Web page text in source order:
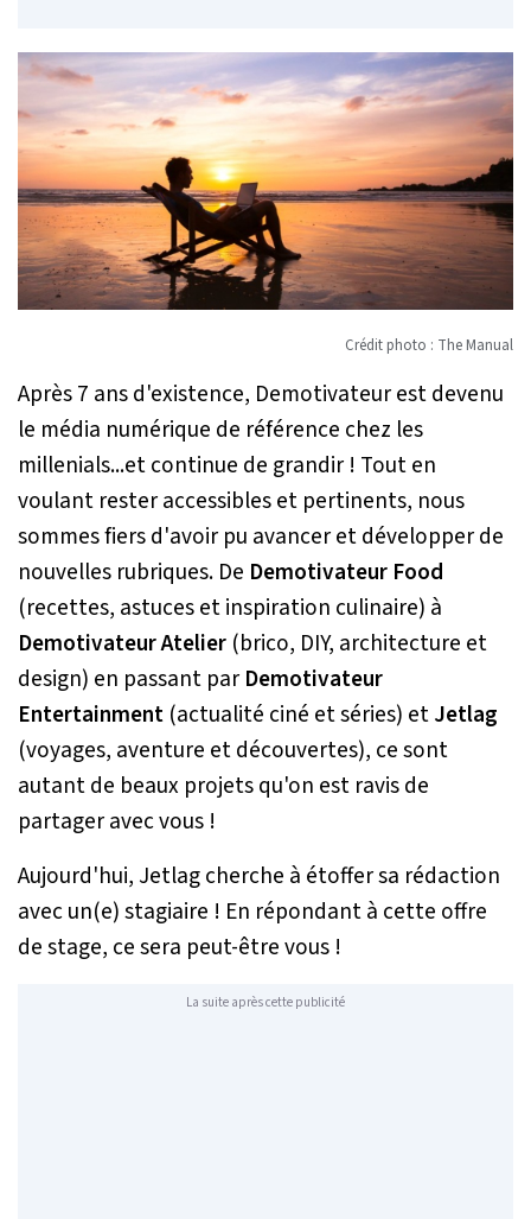
Crédit photo : The Manual
Après 7 ans d'existence, Demotivateur est devenu
le média numérique de référence chez les
millenials...et continue de grandir ! Tout en
voulant rester accessibles et pertinents, nous
sommes fiers d'avoir pu avancer et développer de
nouvelles rubriques. De Demotivateur Food
(recettes, astuces et inspiration culinaire) à
Demotivateur Atelier (brico, DIY, architecture et
design) en passant par Demotivateur
Entertainment (actualité ciné et séries) etJetlag
(voyages, aventure et découvertes), ce sont
autant de beaux projets qu'on est ravis de
partager avec vous !
Aujourd'hui, Jetlag cherche à étoffer sa rédaction
avec un(e) stagiaire ! En répondant à cette offre
de stage, ce sera peut-être vous !
La suite après cette publicité